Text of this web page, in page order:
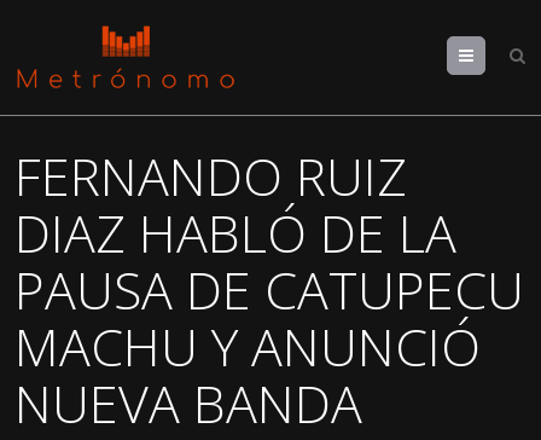
Menu
FERNANDO RUIZ
DIAZ HABLÓ DE LA
PAUSA DE CATUPECU
MACHU Y ANUNCIÓ
NUEVA BANDA